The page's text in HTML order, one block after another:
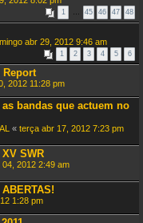
1 … 45 46 47 48
abr 29, 2012 9:46 am
1 2 3 4 5 6
Report
2012 11:28 pm
bandas que actuem no
« terça abr 17, 2012 7:23 pm
SWR
2012 2:49 am
1:28 pm